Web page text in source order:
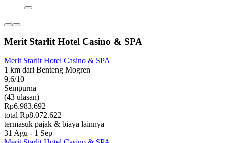
Merit Starlit Hotel Casino & SPA
Merit Starlit Hotel Casino & SPA
1 km dari Benteng Mogren
9,6/10
Sempurna
(43 ulasan)
Rp6.983.692
total Rp8.072.622
termasuk pajak & biaya lainnya
31 Agu - 1 Sep